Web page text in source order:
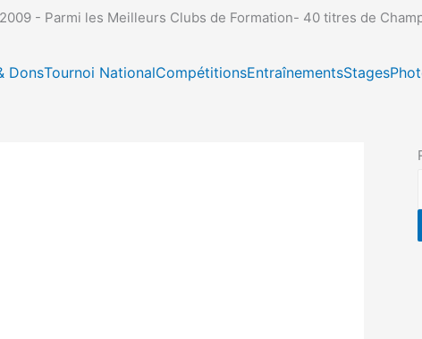
- Parmi les Meilleurs Clubs de Formation- 40 titres de
DonsTournoi NationalCompétitionsEntraînementsStages